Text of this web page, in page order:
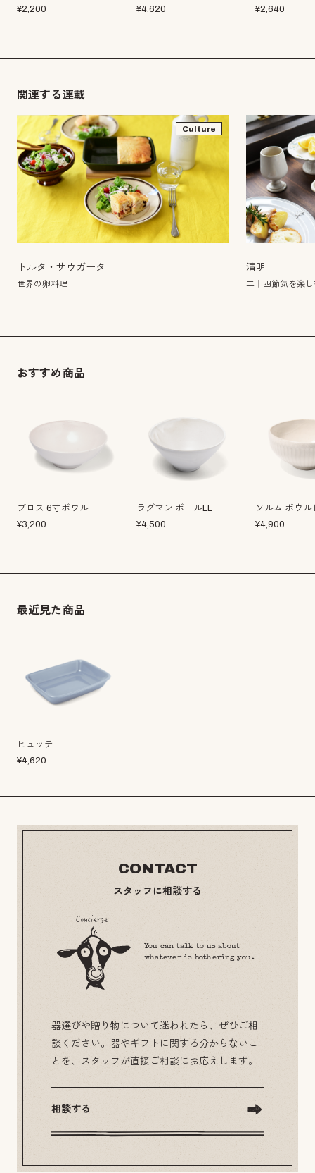
¥2,200 ¥4,620 ¥2,640
関連する連載
Culture
トルタ・サウガータ
世界の卵料理
清明
二十四節気を楽
おすすめ商品
ブロス 6寸ボウル
¥3,200
ラグマン ボールLL
¥4,500
ソルム ボウル
¥4,900
最近見た商品
ヒュッテ
¥4,620
CONTACT
スタッフに相談する
You can talk to us about
whatever is bothering you.
器選びや贈り物について迷われたら、ぜひご相
談ください。器やギフトに関する分からないこ
とを、スタッフが直接ご相談にお応えします。
相談する